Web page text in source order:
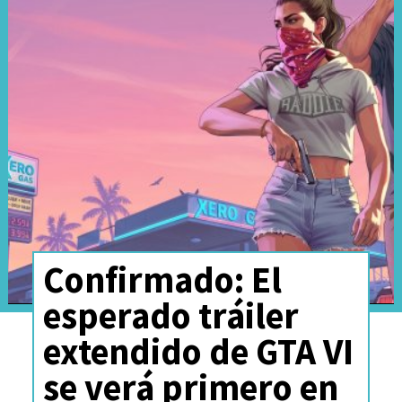
La serie,basada en las propias
vacaciones de verano de
infancia de Hirsch junto a su
Confirmado: El
esperado tráiler
extendido de GTA VI
se verá primero en